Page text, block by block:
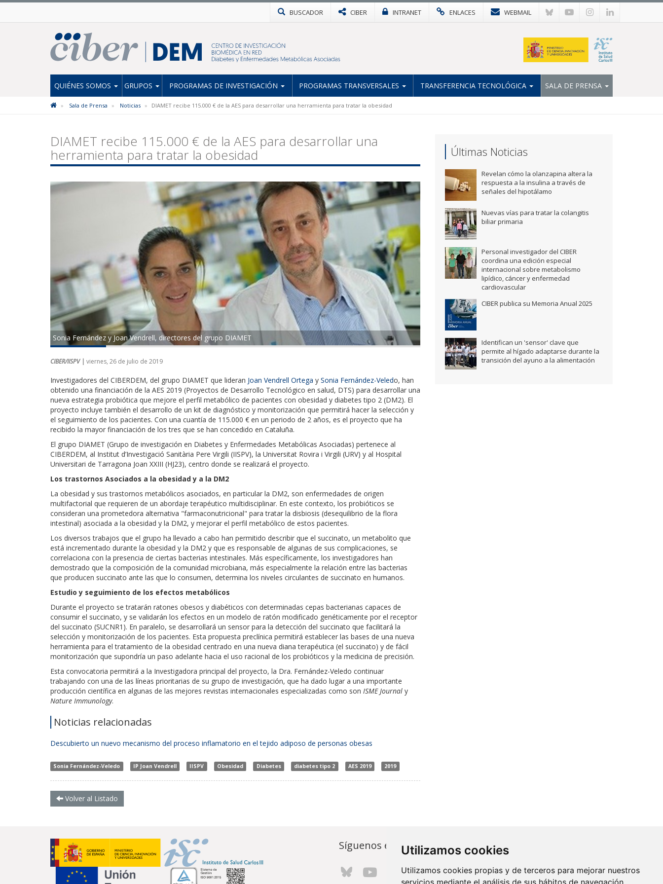
Utilizamos cookies
Utilizamos cookies propias y de terceros para mejorar nuestros
servicios mediante el análisis de sus hábitos de navegación.
BUSCADOR CIBER INTRANET ENLACES WEBMAIL
QUIÉNES SOMOS GRUPOS PROGRAMAS DE INVESTIGACIÓN PROGRAMAS TRANSVERSALES TRANSFERENCIA TECNOLÓGICA SALA DE PRENSA
Sala de Prensa Noticias DIAMET recibe 115.000 € de la AES para desarrollar una herramienta para tratar la obesidad
DIAMET recibe 115.000 € de la AES para desarrollar una
herramienta para tratar la obesidad
Sonia Fernández y Joan Vendrell, directores del grupo DIAMET
CIBER/IISPV | viernes, 26 de julio de 2019
Investigadores del CIBERDEM, del grupo DIAMET que lideran Joan Vendrell Ortega y Sonia Fernández-Veledo, han
obtenido una financiación de la AES 2019 (Proyectos de Desarrollo Tecnológico en salud, DTS) para desarrollar una
nueva estrategia probiótica que mejore el perfil metabólico de pacientes con obesidad y diabetes tipo 2 (DM2). El
proyecto incluye también el desarrollo de un kit de diagnóstico y monitorización que permitirá hacer la selección y
el seguimiento de los pacientes. Con una cuantía de 115.000 € en un periodo de 2 años, es el proyecto que ha
recibido la mayor financiación de los tres que se han concedido en Cataluña.
El grupo DIAMET (Grupo de investigación en Diabetes y Enfermedades Metabólicas Asociadas) pertenece al
CIBERDEM, al Institut d’Investigació Sanitària Pere Virgili (IISPV), la Universitat Rovira i Virgili (URV) y al Hospital
Universitari de Tarragona Joan XXIII (HJ23), centro donde se realizará el proyecto.
Los trastornos Asociados a la obesidad y a la DM2
La obesidad y sus trastornos metabólicos asociados, en particular la DM2, son enfermedades de origen
multifactorial que requieren de un abordaje terapéutico multidisciplinar. En este contexto, los probióticos se
consideran una prometedora alternativa "farmaconutricional" para tratar la disbiosis (desequilibrio de la flora
intestinal) asociada a la obesidad y la DM2, y mejorar el perfil metabólico de estos pacientes.
Los diversos trabajos que el grupo ha llevado a cabo han permitido describir que el succinato, un metabolito que
está incrementado durante la obesidad y la DM2 y que es responsable de algunas de sus complicaciones, se
correlaciona con la presencia de ciertas bacterias intestinales. Más específicamente, los investigadores han
demostrado que la composición de la comunidad microbiana, más especialmente la relación entre las bacterias
que producen succinato ante las que lo consumen, determina los niveles circulantes de succinato en humanos.
Estudio y seguimiento de los efectos metabólicos
Durante el proyecto se tratarán ratones obesos y diabéticos con determinadas cepas bacterianas capaces de
consumir el succinato, y se validarán los efectos en un modelo de ratón modificado genéticamente por el receptor
del succinato (SUCNR1). En paralelo, se desarrollará un sensor para la detección del succinato que facilitará la
selección y monitorización de los pacientes. Esta propuesta preclínica permitirá establecer las bases de una nueva
herramienta para el tratamiento de la obesidad centrado en una nueva diana terapéutica (el succinato) y de fácil
monitorización que supondría un paso adelante hacia el uso racional de los probióticos y la medicina de precisión.
Esta convocatoria permitirá a la Investigadora principal del proyecto, la Dra. Fernández-Veledo continuar
trabajando con una de las líneas prioritarias de su grupo de investigación, que ha dado lugar a una importante
producción científica en algunas de las mejores revistas internacionales especializadas como son ISME Journal y
Nature Immunology.
Noticias relacionadas
Descubierto un nuevo mecanismo del proceso inflamatorio en el tejido adiposo de personas obesas
Sonia Fernández-Veledo IP Joan Vendrell IISPV Obesidad Diabetes diabetes tipo 2 AES 2019 2019
Volver al Listado
Últimas Noticias
Revelan cómo la olanzapina altera la
respuesta a la insulina a través de
señales del hipotálamo
Nuevas vías para tratar la colangitis
biliar primaria
Personal investigador del CIBER
coordina una edición especial
internacional sobre metabolismo
lipídico, cáncer y enfermedad
cardiovascular
CIBER publica su Memoria Anual 2025
Identifican un 'sensor' clave que
permite al hígado adaptarse durante la
transición del ayuno a la alimentación
Síguenos en... Contacto
Av. Monforte de Lemos, 3-5. Pabellón
11. Planta 0 28029 Madrid